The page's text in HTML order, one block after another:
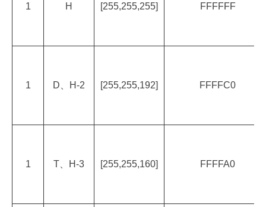
1 H [255,255,255] FFFFFF
1 D、H-2 [255,255,192] FFFFC0
1 T、H-3 [255,255,160] FFFFA0